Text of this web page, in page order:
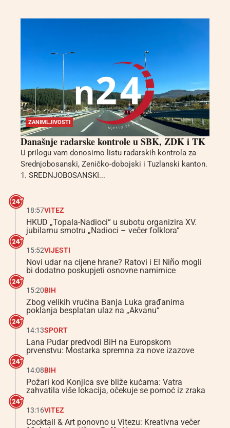
ZANIMLJIVOSTI
Današnje radarske kontrole u SBK, ZDK i TK
U prilogu vam donosimo listu radarskih kontrola za
Srednjobosanski, Zeničko-dobojski i Tuzlanski kanton.
1. SREDNJOBOSANSKI...
18:57VITEZ
HKUD „Topala-Nadioci“ u subotu organizira XV.
jubilarnu smotru „Nadioci – večer folklora“
15:52VIJESTI
Novi udar na cijene hrane? Ratovi i El Niño mogli
bi dodatno poskupjeti osnovne namirnice
15:20BIH
Zbog velikih vrućina Banja Luka građanima
poklanja besplatan ulaz na „Akvanu“
14:13SPORT
Lana Pudar predvodi BiH na Europskom
prvenstvu: Mostarka spremna za nove izazove
14:08BIH
Požari kod Konjica sve bliže kućama: Vatra
zahvatila više lokacija, očekuje se pomoć iz zraka
13:16VITEZ
Cocktail & Art ponovno u Vitezu: Kreativna večer